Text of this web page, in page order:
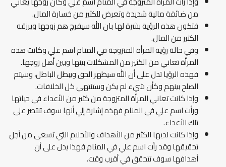
من ضائقة مالية شديدة وتعرض للكثير من خسارة المال.
فتكون هذه الرؤية بشرة لها بان الله سيفرج هم زوجها ويرزقه
الكثير من المال.
وفي حالة رؤية المرأة المتزوجة في المنام اسم علي وكانت هذه
المرأة تعاني من الكثير من المشكلات بينها وبين أهل زوجها.
فهذه الرؤيا تدل على أن الله سيظهر الحق ويبطل الباطل، وسيتم
الصلح بينهم وكأن شيء لم يكن وستنتهي كل الخلافات.
وإذا كانت تعاني المرأة المتزوجة من كثير من الأعداء في حياتها
ورأت اسم علي في المنام فهذه إشارة إلي أنها سوف تنتصر على
تلك الأعداء.
وإذا كانت لديها الكثير من الأهداف والأحلام التي تسعى من أجل
تحقيقها وقد رأت اسم علي في المنام فهذا يدل على أن
أهدافها سوف تتحقق في أقرب وقت.